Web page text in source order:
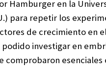
Hamburger en la
para repetir los
de crecimiento en
investigar en
comprobaron esenciales